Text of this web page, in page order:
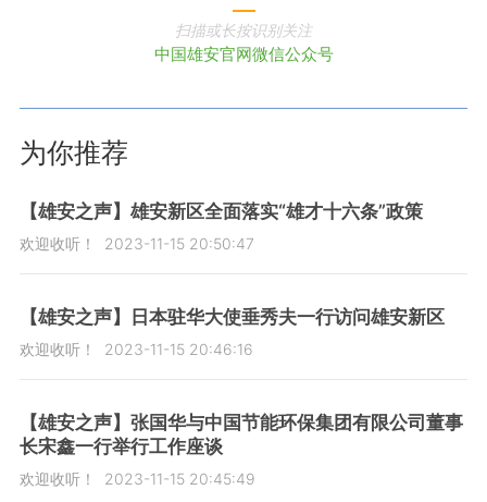
扫描或长按识别关注
中国雄安官网微信公众号
为你推荐
【雄安之声】雄安新区全面落实“雄才十六条”政策
欢迎收听！ 2023-11-15 20:50:47
【雄安之声】日本驻华大使垂秀夫一行访问雄安新区
欢迎收听！ 2023-11-15 20:46:16
【雄安之声】张国华与中国节能环保集团有限公司董事
长宋鑫一行举行工作座谈
欢迎收听！ 2023-11-15 20:45:49